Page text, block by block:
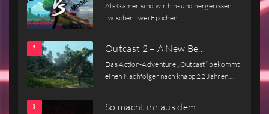
Als Gamer sind wir hin- und hergerissen
zwischen zwei Epochen…
Outcast 2 – A New Be…
Das Action-Adventure „Outcast“ bekommt
einen Nachfolger nach knapp 22 Jahren.…
So macht ihr aus dem…